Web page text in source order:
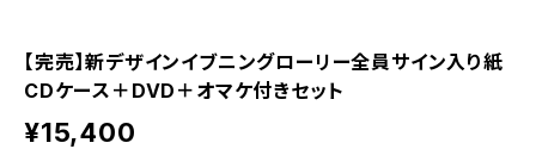
【完売】新デザインイブニングローリー全員サイン入り紙
CDケース＋DVD＋オマケ付きセット
¥15,400